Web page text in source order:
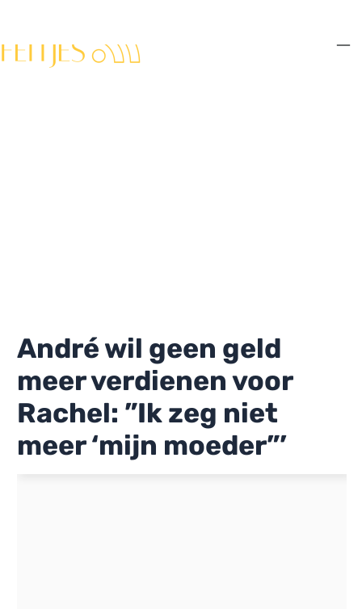
de
André wil geen geld
meer verdienen voor
Rachel: ”Ik zeg niet
meer ‘mijn moeder”’